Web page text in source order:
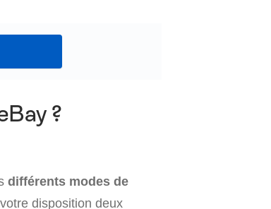
?
différents modes de
disposition deux